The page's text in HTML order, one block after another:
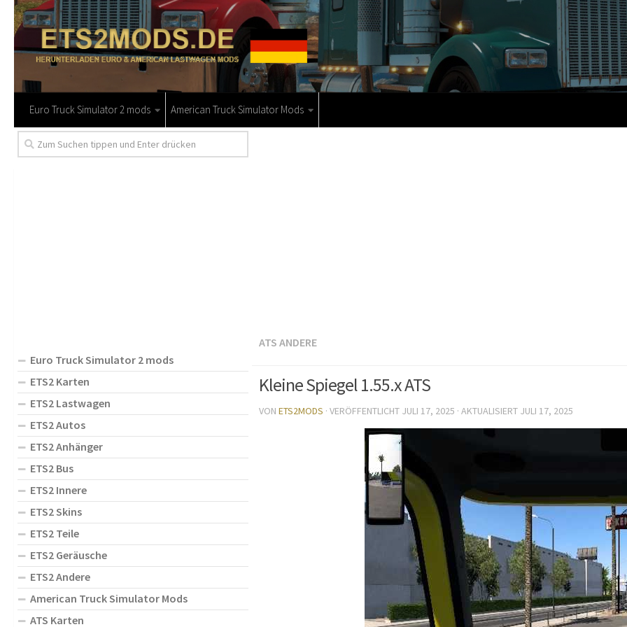
Euro Truck Simulator 2 mods American Truck Simulator Mods
ATS ANDERE
Kleine Spiegel 1.55.x ATS
VON ETS2MODS · VERÖFFENTLICHT JULI 17, 2025 · AKTUALISIERT JULI 17, 2025
Euro Truck Simulator 2 mods
ETS2 Karten
ETS2 Lastwagen
ETS2 Autos
ETS2 Anhänger
ETS2 Bus
ETS2 Innere
ETS2 Skins
ETS2 Teile
ETS2 Geräusche
ETS2 Andere
American Truck Simulator Mods
ATS Karten